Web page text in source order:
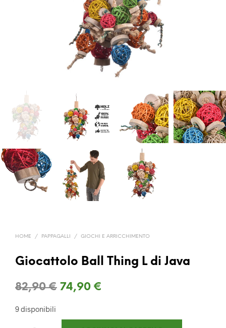
HOME / PAPPAGALLI / GIOCHI E ARRICCHIMENTO
Giocattolo Ball Thing L di Java
82,90€ Il
originale
74,90 €
attuale
9 disponibili